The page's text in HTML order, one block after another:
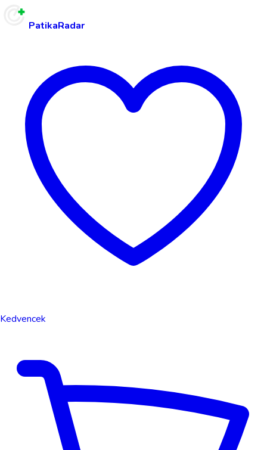
PatikaRadar
Kedvencek